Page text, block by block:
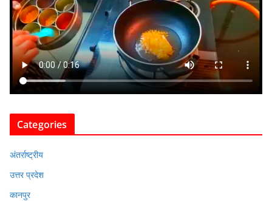
Categories
अंतर्राष्ट्रीय
उत्तर प्रदेश
कानपुर